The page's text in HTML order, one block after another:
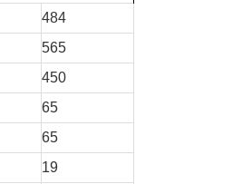
484
565
450
65
65
19